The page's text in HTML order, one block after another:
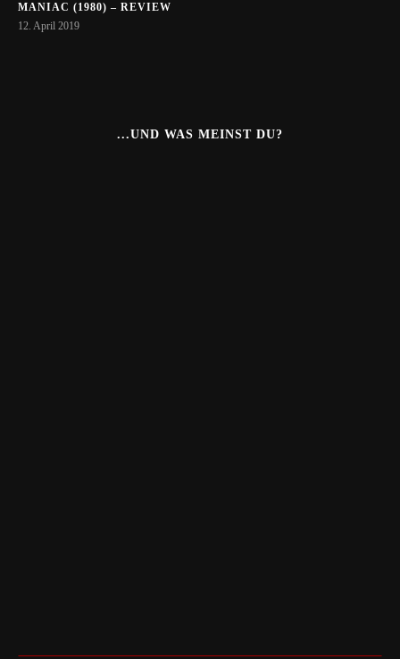
MANIAC (1980) – REVIEW
12. April 2019
...UND WAS MEINST DU?